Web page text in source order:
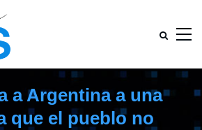
a Argentina a una
que el pueblo no